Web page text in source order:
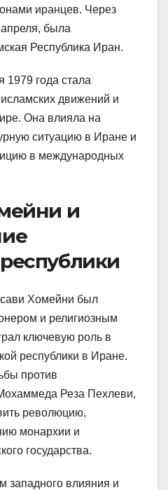
иранцев. Через
была
Республика Иран.
1979 года стала
движений и
Она влияла на
ситуацию в Иране и
в международных
и
Хомейни был
и религиозным
ключевую роль в
республики в Иране.
против
Реза Пехлеви,
революцию,
монархии и
государства.
западного влияния и